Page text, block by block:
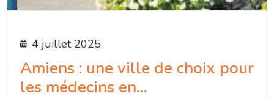
4 juillet 2025
Amiens : une ville de choix pour
les médecins en…